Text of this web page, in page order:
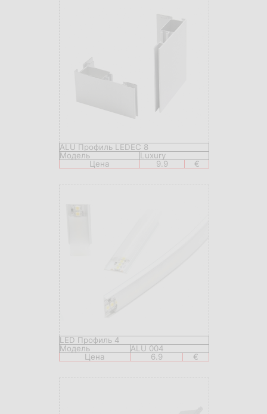
ALU Профиль LEDEC 8
Модель
Luxury
Цена
9.9 €
LED Профиль 4
Модель
ALU 004
Цена
6.9 €